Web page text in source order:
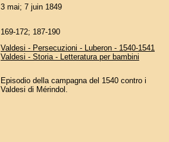
3 mai; 7 juin 1849
169-172; 187-190
Valdesi - Persecuzioni - Luberon - 1540-1541
Valdesi - Storia - Letteratura per bambini
Episodio della campagna del 1540 contro i
Valdesi di Mérindol.